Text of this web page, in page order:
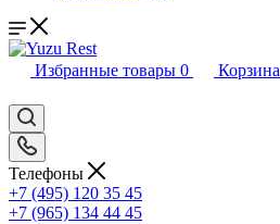
Избранные товары 0 Корзина
Телефоны
+7 (495) 120 35 45
+7 (965) 134 44 45